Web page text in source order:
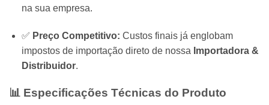
na sua empresa.
✅ Preço Competitivo: Custos finais já englobam
impostos de importação direto de nossa Importadora &
Distribuidor.
📊 Especificações Técnicas do Produto